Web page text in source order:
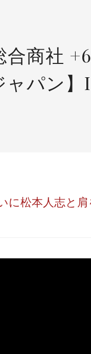
合商社
ャパン
に松本人志と